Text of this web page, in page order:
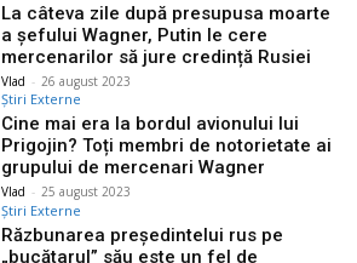
La câteva zile după presupusa moarte
a șefului Wagner, Putin le cere
mercenarilor să jure credință Rusiei
Vlad - 26 august 2023
Știri Externe
Cine mai era la bordul avionului lui
Prigojin? Toți membri de notorietate ai
grupului de mercenari Wagner
Vlad - 25 august 2023
Știri Externe
Răzbunarea președintelui rus pe
„bucătarul” său este un fel de